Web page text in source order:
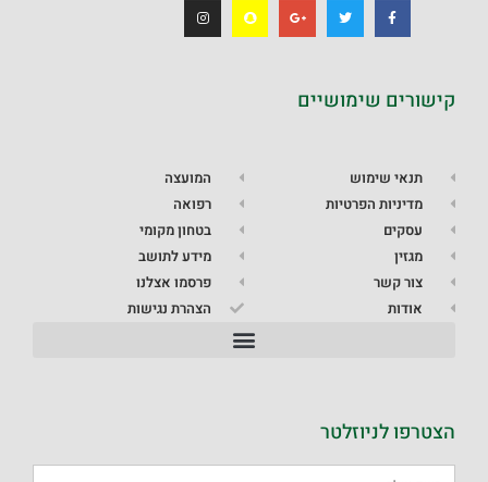
קישורים שימושיים
תנאי שימוש
מדיניות הפרטיות
עסקים
מגזין
צור קשר
אודות
המועצה
רפואה
בטחון מקומי
מידע לתושב
פרסמו אצלנו
הצהרת נגישות
הצטרפו לניוזלטר